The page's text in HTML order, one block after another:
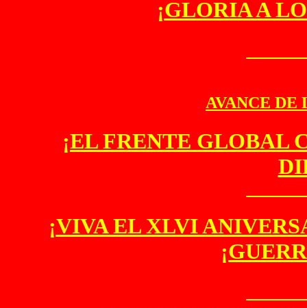
¡GLORIA A
AVANCE DE
¡EL FRENTE GLOBAL
¡VIVA EL XLVI